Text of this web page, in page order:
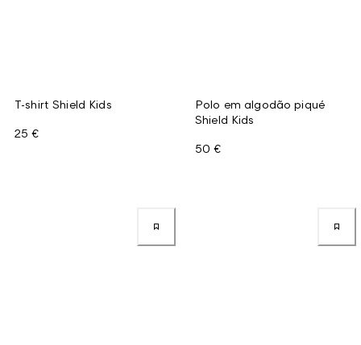
T-shirt Shield Kids
25 €
Polo em algodão piqué
Shield Kids
50 €